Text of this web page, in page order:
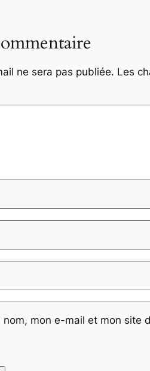
ne sera pas publiée. Les
nom, mon e-mail et mon site